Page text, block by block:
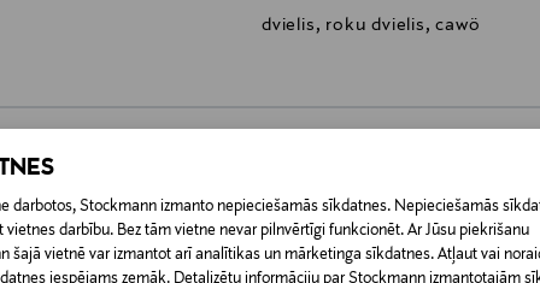
darbotos, Stockmann izmanto nepieciešamās sīkdatnes. Nepieciešamās
vietnes darbību. Bez tām vietne nevar pilnvērtīgi funkcionēt. Ar Jūsu piekrišanu
šajā vietnē var izmantot arī analītikas un mārketinga sīkdatnes. Atļaut vai
iespējams zemāk. Detalizētu informāciju par Stockmann izmantotajām
dvielis, roku dvielis, cawö
0,00 € – 4,90 €